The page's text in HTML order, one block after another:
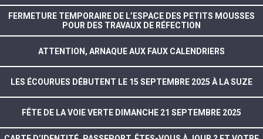
FERMETURE TEMPORAIRE DE L’ESPACE DES PETITS MOUSSES
POUR DES TRAVAUX DE RÉFECTION
ATTENTION, ARNAQUE AUX FAUX CALENDRIERS
LES ÉCOURUES DÉBUTENT LE 15 SEPTEMBRE 2025 À LA SUZE
FÊTE DE LA VOIE VERTE DIMANCHE 21 SEPTEMBRE 2025